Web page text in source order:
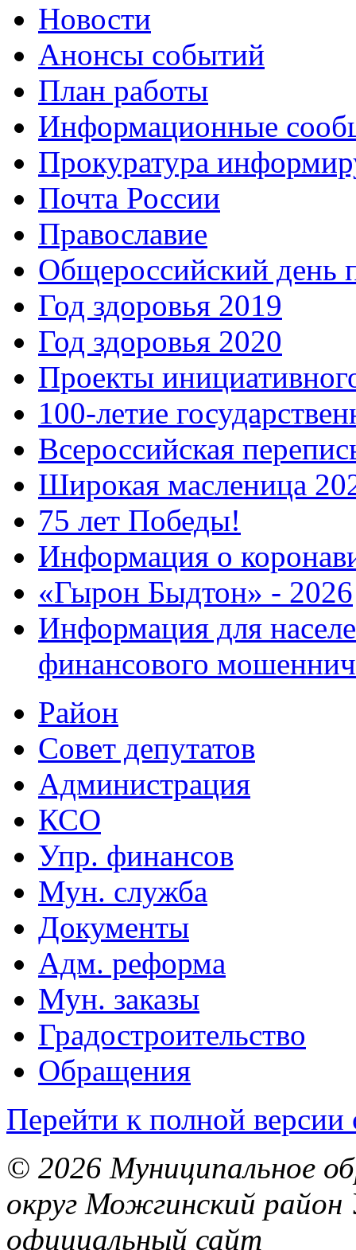
Новости
Анонсы событий
План работы
Информационные
Прокуратура
Почта России
Православие
Общероссийский день
Год здоровья 2019
Год здоровья 2020
Проекты
100-летие
Всероссийская
Широкая масленица
75 лет Победы!
Информация о
«Гырон Быдтон» - 2026
Информация для
финансового
Район
Совет депутатов
Администрация
КСО
Упр. финансов
Мун. служба
Документы
Адм. реформа
Мун. заказы
Градостроительство
Обращения
Перейти к полной версии
© 2026 Муниципальное
округ Можгинский район
официальный сайт